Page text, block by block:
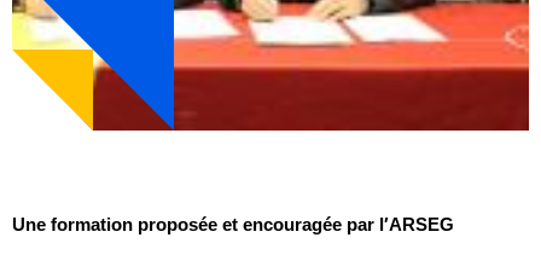
Une formation proposée et encouragée par l′ARSEG